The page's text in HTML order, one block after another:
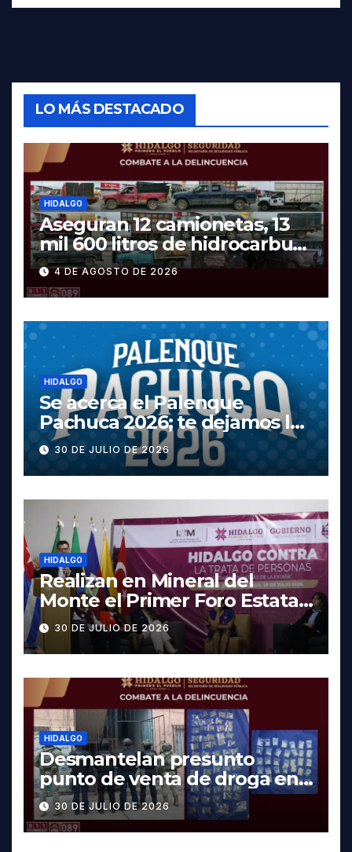
LO MÁS DESTACADO
HIDALGO
Aseguran 12 camionetas, 13
mil 600 litros de hidrocarburo
y dos vehículos robados en
Tula
4 DE AGOSTO DE 2026
HIDALGO
Se acerca el Palenque
Pachuca 2026; te dejamos la
cartelera completa, las
fechas y los precios
30 DE JULIO DE 2026
HIDALGO
Realizan en Mineral del
Monte el Primer Foro Estatal
contra la Trata de Personas
30 DE JULIO DE 2026
HIDALGO
Desmantelan presunto
punto de venta de droga en
Pachuca; hay dos detenidos
30 DE JULIO DE 2026